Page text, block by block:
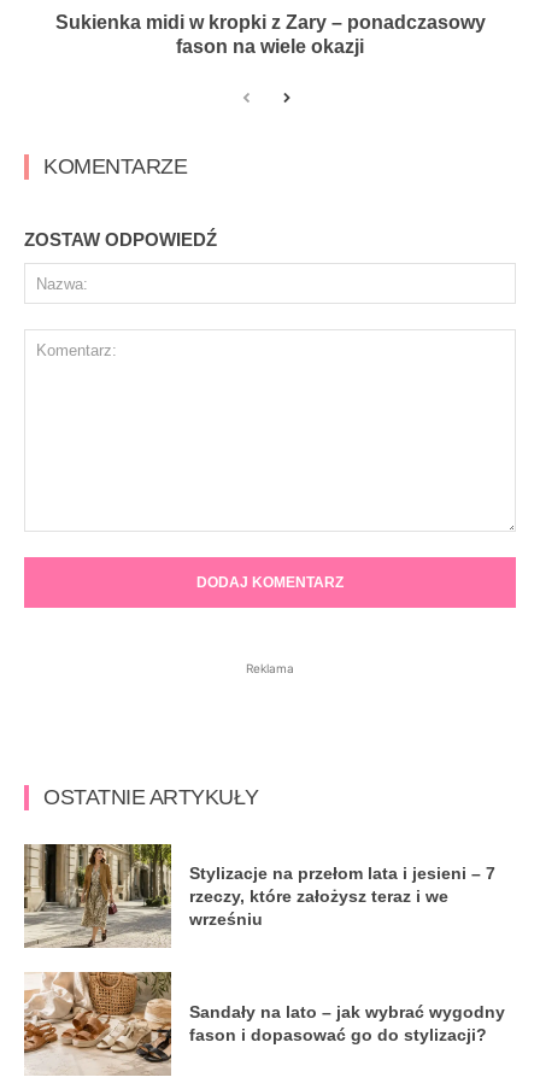
Sukienka midi w kropki z Zary – ponadczasowy
fason na wiele okazji
KOMENTARZE
ZOSTAW ODPOWIEDŹ
Reklama
OSTATNIE ARTYKUŁY
Stylizacje na przełom lata i jesieni – 7
rzeczy, które założysz teraz i we
wrześniu
Sandały na lato – jak wybrać wygodny
fason i dopasować go do stylizacji?